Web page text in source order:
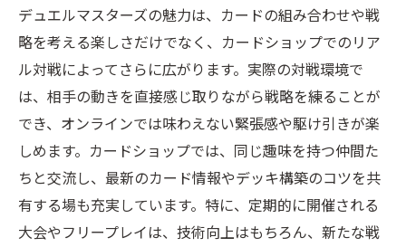
デュエルマスターズの魅力は、カードの組み合わせや戦
略を考える楽しさだけでなく、カードショップでのリア
ル対戦によってさらに広がります。実際の対戦環境で
は、相手の動きを直接感じ取りながら戦略を練ることが
でき、オンラインでは味わえない緊張感や駆け引きが楽
しめます。カードショップでは、同じ趣味を持つ仲間た
ちと交流し、最新のカード情報やデッキ構築のコツを共
有する場も充実しています。特に、定期的に開催される
大会やフリープレイは、技術向上はもちろん、新たな戦